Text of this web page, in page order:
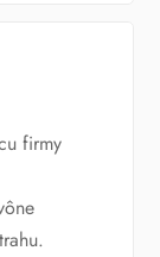
firmy